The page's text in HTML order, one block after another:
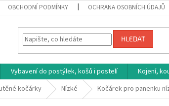
OBCHODNÍ PODMÍNKY OCHRANA OSOBNÍCH ÚDAJŮ
HLEDAT
Vybavení do postýlek, košů i postelí Kojení,
kočárky Nízké Kočárek pro panenku